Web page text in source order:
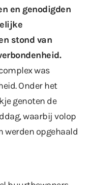
en genodigden
stond van
was
Onder het
genoten de
waarbij volop
werden opgehaald